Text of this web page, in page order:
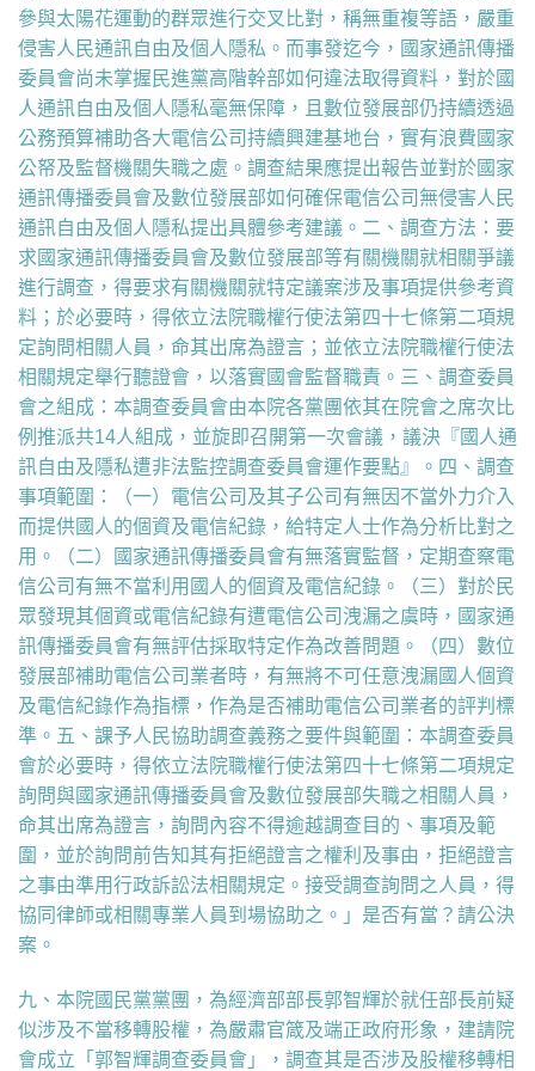
參與太陽花運動的群眾進行交叉比對，稱無重複等語，嚴重
侵害人民通訊自由及個人隱私。而事發迄今，國家通訊傳播
委員會尚未掌握民進黨高階幹部如何違法取得資料，對於國
人通訊自由及個人隱私毫無保障，且數位發展部仍持續透過
公務預算補助各大電信公司持續興建基地台，實有浪費國家
公帑及監督機關失職之處。調查結果應提出報告並對於國家
通訊傳播委員會及數位發展部如何確保電信公司無侵害人民
通訊自由及個人隱私提出具體參考建議。二、調查方法：要
求國家通訊傳播委員會及數位發展部等有關機關就相關爭議
進行調查，得要求有關機關就特定議案涉及事項提供參考資
料；於必要時，得依立法院職權行使法第四十七條第二項規
定詢問相關人員，命其出席為證言；並依立法院職權行使法
相關規定舉行聽證會，以落實國會監督職責。三、調查委員
會之組成：本調查委員會由本院各黨團依其在院會之席次比
例推派共14人組成，並旋即召開第一次會議，議決『國人通
訊自由及隱私遭非法監控調查委員會運作要點』。四、調查
事項範圍：（一）電信公司及其子公司有無因不當外力介入
而提供國人的個資及電信紀錄，給特定人士作為分析比對之
用。（二）國家通訊傳播委員會有無落實監督，定期查察電
信公司有無不當利用國人的個資及電信紀錄。（三）對於民
眾發現其個資或電信紀錄有遭電信公司洩漏之虞時，國家通
訊傳播委員會有無評估採取特定作為改善問題。（四）數位
發展部補助電信公司業者時，有無將不可任意洩漏國人個資
及電信紀錄作為指標，作為是否補助電信公司業者的評判標
準。五、課予人民協助調查義務之要件與範圍：本調查委員
會於必要時，得依立法院職權行使法第四十七條第二項規定
詢問與國家通訊傳播委員會及數位發展部失職之相關人員，
命其出席為證言，詢問內容不得逾越調查目的、事項及範
圍，並於詢問前告知其有拒絕證言之權利及事由，拒絕證言
之事由準用行政訴訟法相關規定。接受調查詢問之人員，得
協同律師或相關專業人員到場協助之。」是否有當？請公決
案。
九、本院國民黨黨團，為經濟部部長郭智輝於就任部長前疑
似涉及不當移轉股權，為嚴肅官箴及端正政府形象，建請院
會成立「郭智輝調查委員會」，調查其是否涉及股權移轉相